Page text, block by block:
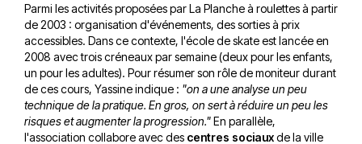
Parmi les activités proposées par La Planche à roulettes à partir
de 2003 : organisation d'événements, des sorties à prix
accessibles. Dans ce contexte, l'école de skate est lancée en
2008 avec trois créneaux par semaine (deux pour les enfants,
un pour les adultes). Pour résumer son rôle de moniteur durant
de ces cours, Yassine indique : "on a une analyse un peu
technique de la pratique. En gros, on sert à réduire un peu les
risques et augmenter la progression."En parallèle,
l'association collabore avec des centres sociauxde la ville